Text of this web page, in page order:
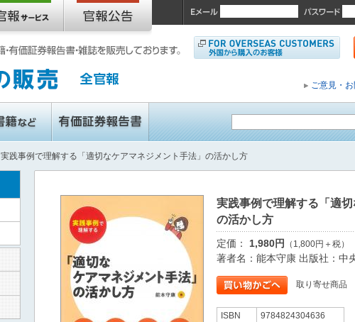
ご意見・
実践事例で理解する「適切なケアマネジメント手法」の活かし方
実践事例で理解する「適切
の活かし方
定価： 1,980円 （1,800円＋税）
著者名：能本守康 出版社：中
取り寄せ商品
ISBN
9784824304636